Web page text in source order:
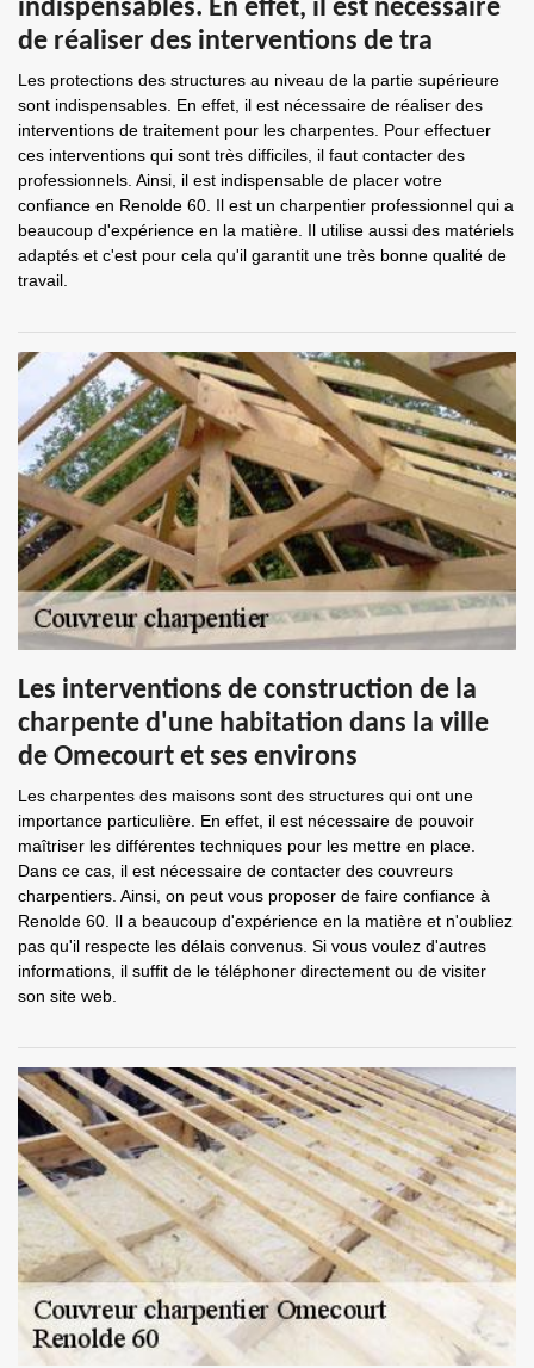
indispensables. En effet, il est nécessaire
de réaliser des interventions de tra
Les protections des structures au niveau de la partie supérieure
sont indispensables. En effet, il est nécessaire de réaliser des
interventions de traitement pour les charpentes. Pour effectuer
ces interventions qui sont très difficiles, il faut contacter des
professionnels. Ainsi, il est indispensable de placer votre
confiance en Renolde 60. Il est un charpentier professionnel qui a
beaucoup d'expérience en la matière. Il utilise aussi des matériels
adaptés et c'est pour cela qu'il garantit une très bonne qualité de
travail.
Les interventions de construction de la
charpente d'une habitation dans la ville
de Omecourt et ses environs
Les charpentes des maisons sont des structures qui ont une
importance particulière. En effet, il est nécessaire de pouvoir
maîtriser les différentes techniques pour les mettre en place.
Dans ce cas, il est nécessaire de contacter des couvreurs
charpentiers. Ainsi, on peut vous proposer de faire confiance à
Renolde 60. Il a beaucoup d'expérience en la matière et n'oubliez
pas qu'il respecte les délais convenus. Si vous voulez d'autres
informations, il suffit de le téléphoner directement ou de visiter
son site web.